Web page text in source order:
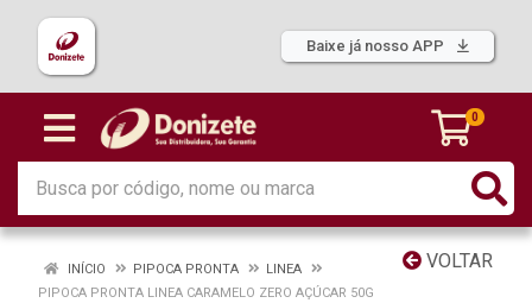
Baixe já nosso APP
0
VOLTAR
INÍCIO PIPOCA PRONTA
LINEA
PIPOCA PRONTA LINEA CARAMELO ZERO AÇÚCAR 50G